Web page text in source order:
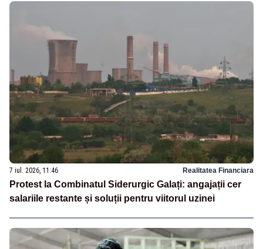
7 iul. 2026, 11:46 Realitatea Financiara
Protest la Combinatul Siderurgic Galați: angajații cer
salariile restante și soluții pentru viitorul uzinei